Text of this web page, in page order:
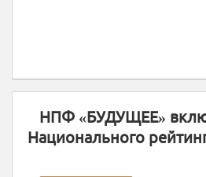
НПФ «БУДУЩЕЕ»
Национального